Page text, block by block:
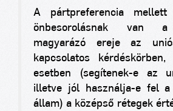
A pártpreferencia mellett
önbesorolásnak van a
magyarázó ereje az
kapcsolatos
esetben (segítenek-e az
illetve jól használja-e fel a
állam) a középső rétegek